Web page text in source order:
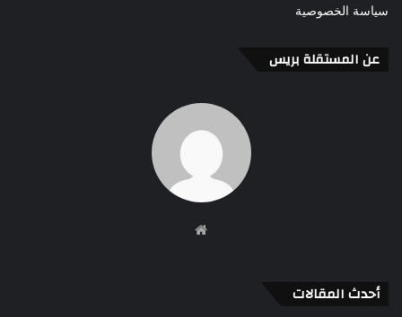
سياسة الخصوصية
عن المستقلة بريس
أحدث المقالات